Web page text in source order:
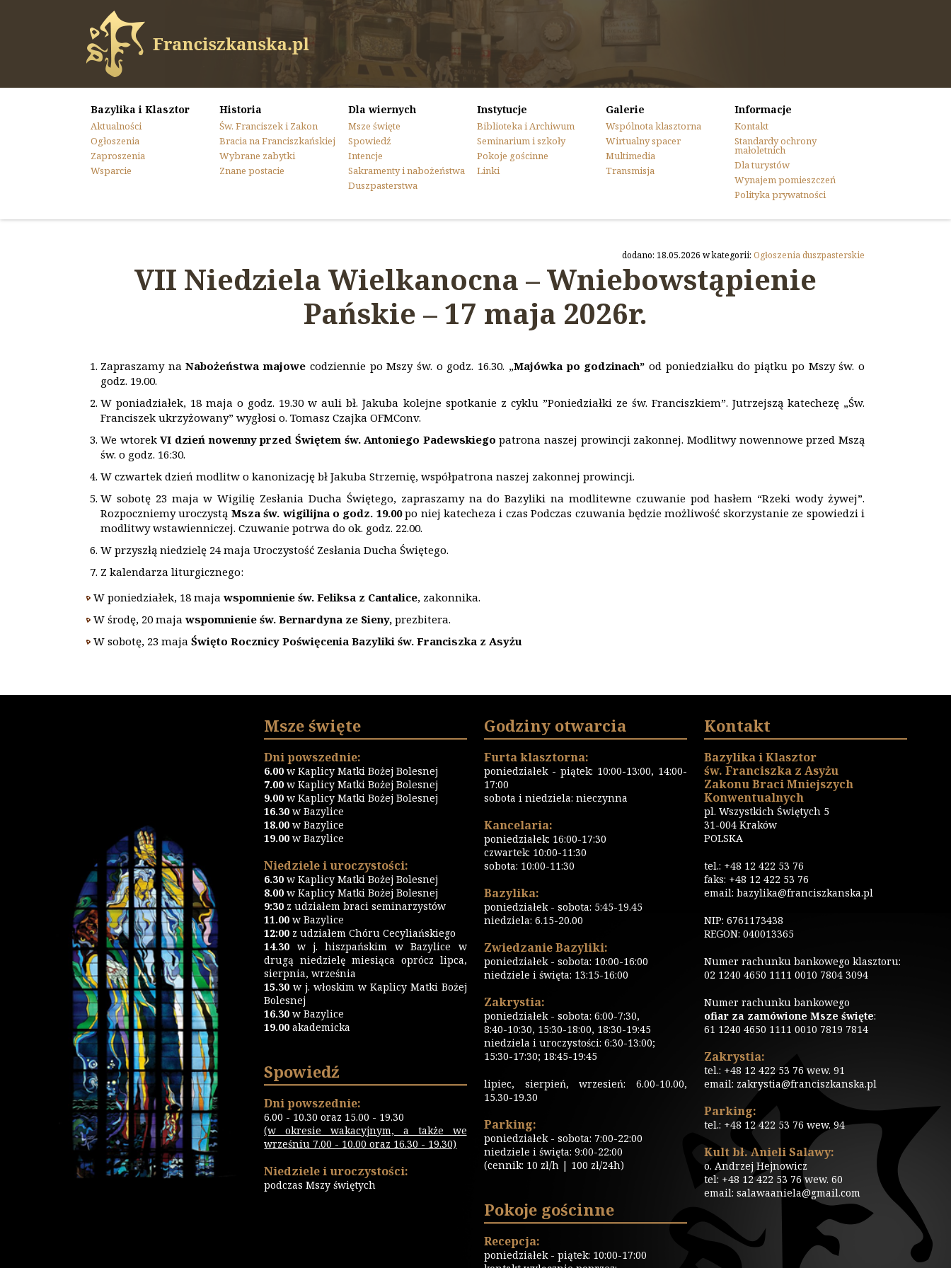
Bazylika i Klasztor
Aktualności
Ogłoszenia
Zaproszenia
Wsparcie
Historia
Św. Franciszek i Zakon
Bracia na Franciszkańskiej
Wybrane zabytki
Znane postacie
Dla wiernych
Msze święte
Spowiedź
Intencje
Sakramenty i nabożeństwa
Duszpasterstwa
Instytucje
Biblioteka i Archiwum
Seminarium i szkoły
Pokoje gościnne
Linki
Galerie
Wspólnota klasztorna
Wirtualny spacer
Multimedia
Transmisja
Informacje
Kontakt
Standardy ochrony
małoletnich
Dla turystów
Wynajem pomieszczeń
Polityka prywatności
dodano: 18.05.2026 w kategorii: Ogłoszenia duszpasterskie
VII Niedziela Wielkanocna – Wniebowstąpienie
Pańskie – 17 maja 2026r.
Zapraszamy naNabożeństwa majowe codziennie po Mszy św. o godz. 16.30. „Majówka po godzinach”od poniedziałku do piątku po Mszy św. o
godz. 19.00.
W poniadziałek, 18 maja o godz. 19.30 w auli bł. Jakuba kolejne spotkanie z cyklu ”Poniedziałki ze św. Franciszkiem”. Jutrzejszą katechezę „Św.
Franciszek ukrzyżowany” wygłosi o. Tomasz Czajka OFMConv.
We wtorekVI dzień nowenny przed Świętem św. Antoniego Padewskiego patrona naszej prowincji zakonnej. Modlitwy nowennowe przed Mszą
św. o godz. 16:30.
W czwartek dzień modlitw o kanonizację bł Jakuba Strzemię, współpatrona naszej zakonnej prowincji.
W sobotę 23 maja w Wigilię Zesłania Ducha Świętego, zapraszamy na do Bazyliki na modlitewne czuwanie pod hasłem “Rzeki wody żywej”.
Rozpoczniemy uroczystą Msza św. wigilijna o godz. 19.00po niej katecheza i czas Podczas czuwania będzie możliwość skorzystanie ze spowiedzi i
modlitwy wstawienniczej. Czuwanie potrwa do ok. godz. 22.00.
W przyszłą niedzielę 24 maja Uroczystość Zesłania Ducha Świętego.
Z kalendarza liturgicznego:
W poniedziałek, 18 maja wspomnienie św. Feliksa z Cantalice, zakonnika.
W środę, 20 maja wspomnienie św. Bernardyna ze Sieny, prezbitera.
W sobotę, 23 maja Święto Rocznicy Poświęcenia Bazyliki św. Franciszka z Asyżu
Msze święte
Dni powszednie:
6.00 w Kaplicy Matki Bożej Bolesnej
7.00 w Kaplicy Matki Bożej Bolesnej
9.00 w Kaplicy Matki Bożej Bolesnej
16.30w Bazylice
18.00w Bazylice
19.00w Bazylice
Niedziele i uroczystości:
6.30 w Kaplicy Matki Bożej Bolesnej
8.00 w Kaplicy Matki Bożej Bolesnej
9:30 z udziałem braci seminarzystów
11.00 w Bazylice
12:00 z udziałem Chóru Cecyliańskiego
14.30 w j. hiszpańskim w Bazylice w
drugą niedzielę miesiąca oprócz lipca,
sierpnia, września
15.30 w j. włoskim w Kaplicy Matki Bożej
Bolesnej
16.30w Bazylice
19.00akademicka
Spowiedź
Dni powszednie:
6.00 - 10.30 oraz 15.00 - 19.30
(w okresie wakacyjnym, a także we
wrześniu 7.00 - 10.00 oraz 16.30 - 19.30)
Niedziele i uroczystości:
podczas Mszy świętych
Godziny otwarcia
Furta klasztorna:
poniedziałek - piątek: 10:00-13:00, 14:00-
17:00
sobota i niedziela: nieczynna
Kancelaria:
poniedziałek: 16:00-17:30
czwartek: 10:00-11:30
sobota: 10:00-11:30
Bazylika:
poniedziałek - sobota: 5:45-19.45
niedziela: 6.15-20.00
Zwiedzanie Bazyliki:
poniedziałek - sobota: 10:00-16:00
niedziele i święta: 13:15-16:00
Zakrystia:
poniedziałek - sobota: 6:00-7:30,
8:40-10:30, 15:30-18:00, 18:30-19:45
niedziela i uroczystości: 6:30-13:00;
15:30-17:30; 18:45-19:45
lipiec, sierpień, wrzesień: 6.00-10.00,
15.30-19.30
Parking:
poniedziałek - sobota: 7:00-22:00
niedziele i święta: 9:00-22:00
(cennik: 10 zł/h | 100 zł/24h)
Pokoje gościnne
Recepcja:
poniedziałek - piątek: 10:00-17:00
Kontakt
Bazylika i Klasztor
św. Franciszka z Asyżu
Zakonu Braci Mniejszych
Konwentualnych
pl. Wszystkich Świętych 5
31-004 Kraków
POLSKA
tel.: +48 12 422 53 76
faks: +48 12 422 53 76
email: bazylika@franciszkanska.pl
NIP: 6761173438
REGON: 040013365
Numer rachunku bankowego klasztoru:
02 1240 4650 1111 0010 7804 3094
Numer rachunku bankowego
ofiar za zamówione Msze święte:
61 1240 4650 1111 0010 7819 7814
Zakrystia:
tel.: +48 12 422 53 76 wew. 91
email: zakrystia@franciszkanska.pl
Parking:
tel.: +48 12 422 53 76 wew. 94
Kult bł. Anieli Salawy:
o. Andrzej Hejnowicz
tel: +48 12 422 53 76 wew. 60
email: salawaaniela@gmail.com